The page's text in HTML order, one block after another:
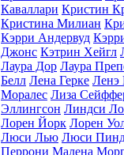
Каваллари Кристин
Кристина Милиан
Кэрри Андервуд
Джонс Кэтрин Хейгл
Лаура Дор Лаура
Белл Лена Герке Ленэ
Моралес Лиза
Эллингсон Линдси
Лорен Йорк Лорен
Люси Лью Люси
Перрони Малена